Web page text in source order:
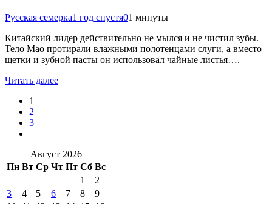
Русская семерка1 год спустя01 минуты
Китайский лидер действительно не мылся и не чистил зубы.
Тело Мао протирали влажными полотенцами слуги, а вместо
щетки и зубной пасты он использовал чайные листья….
Читать далее
1
2
3
Август 2026
Пн Вт Ср Чт Пт Сб Вс
1
2
3
4 5 6 7 8
9